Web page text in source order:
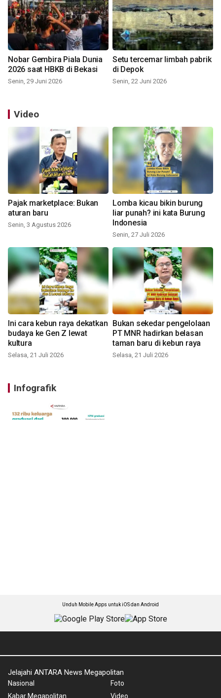
Nobar Gembira Piala Dunia
2026 saat HBKB di Bekasi
Senin, 29 Juni 2026
Setu tercemar limbah pabrik
di Depok
Senin, 22 Juni 2026
Video
Pajak marketplace: Bukan
aturan baru
Senin, 3 Agustus 2026
Lomba kicau bikin burung
liar punah? ini kata Burung
Indonesia
Senin, 27 Juli 2026
Ini cara kebun raya dekatkan
budaya ke Gen Z lewat
kultura
Selasa, 21 Juli 2026
Bukan sekedar pengelolaan
PT MNR hadirkan belasan
taman baru di kebun raya
Selasa, 21 Juli 2026
Infografik
Unduh Mobile Apps untuk iOS dan Android
Jelajahi ANTARA News Megapolitan
Nasional
Kabar Megapolitan
Foto
Video